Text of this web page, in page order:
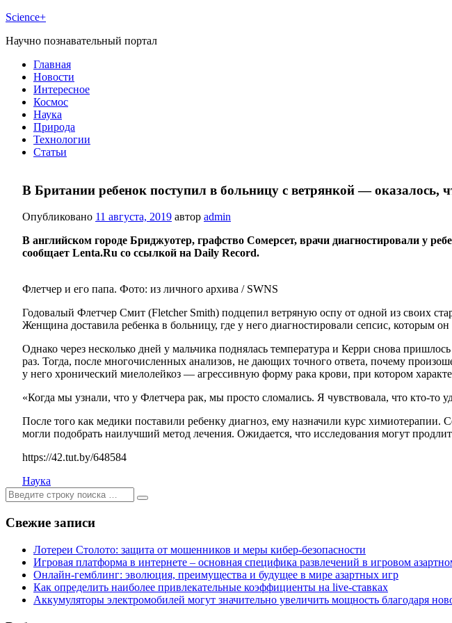
Science+
Научно познавательный портал
Главная
Новости
Интересное
Космос
Наука
Природа
Технологии
Статьи
В Британии ребенок поступил в больницу с ветрянкой — оказалось,
Опубликовано 11 августа, 2019 автор admin
В английском городе Бриджуотер, графство Сомерсет, врачи диагностировали у
сообщает Lenta.Ru со ссылкой на Daily Record.
Флетчер и его папа. Фото: из личного архива / SWNS
Годовалый Флетчер Смит (Fletcher Smith) подцепил ветряную оспу от одной из своих
Женщина доставила ребенка в больницу, где у него диагностировали сепсис, которым
Однако через несколько дней у мальчика поднялась температура и Керри снова
раз. Тогда, после многочисленных анализов, не дающих точного ответа, почему
у него хронический миелолейкоз — агрессивную форму рака крови, при котором
«Когда мы узнали, что у Флетчера рак, мы просто сломались. Я чувствовала, что кто-то
После того как медики поставили ребенку диагноз, ему назначили курс
могли подобрать наилучший метод лечения. Ожидается, что исследования могут
https://42.tut.by/648584
Наука
Ищем:
[текст]
Свежие записи
Лотереи Столото: защита от мошенников и меры кибер-безопасности
Игровая платформа в интернете – основная специфика развлечений в игровом
Онлайн-гемблинг: эволюция, преимущества и будущее в мире азартных игр
Как определить наиболее привлекательные коэффициенты на live-ставках
Аккумуляторы электромобилей могут значительно увеличить мощность благодаря